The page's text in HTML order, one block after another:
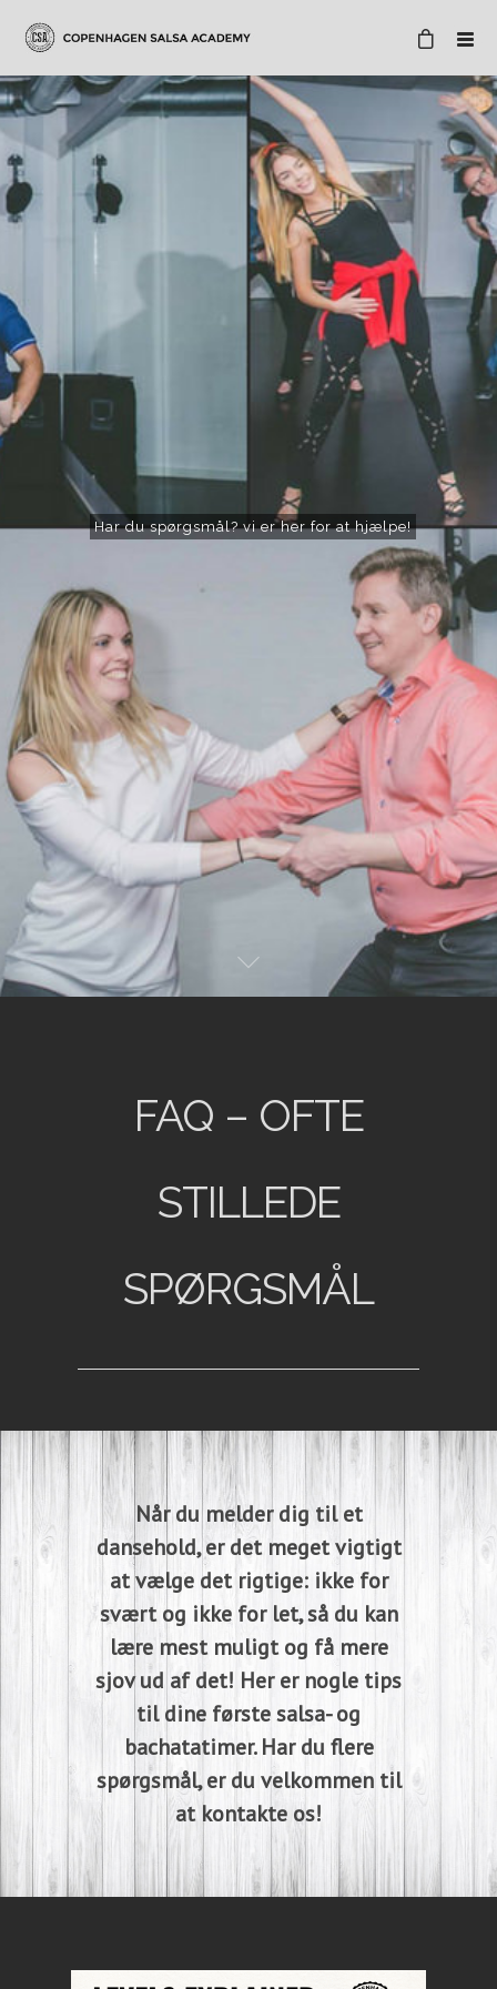
Har du spørgsmål? vi er her for at hjælpe!
FAQ – OFTE
STILLEDE
SPØRGSMÅL
Når du melder dig til et
dansehold, er det meget vigtigt
at vælge det rigtige: ikke for
svært og ikke for let, så du kan
lære mest muligt og få mere
sjov ud af det! Her er nogle tips
til dine første salsa- og
bachatatimer. Har du flere
spørgsmål, er du velkommen til
at kontakte os!